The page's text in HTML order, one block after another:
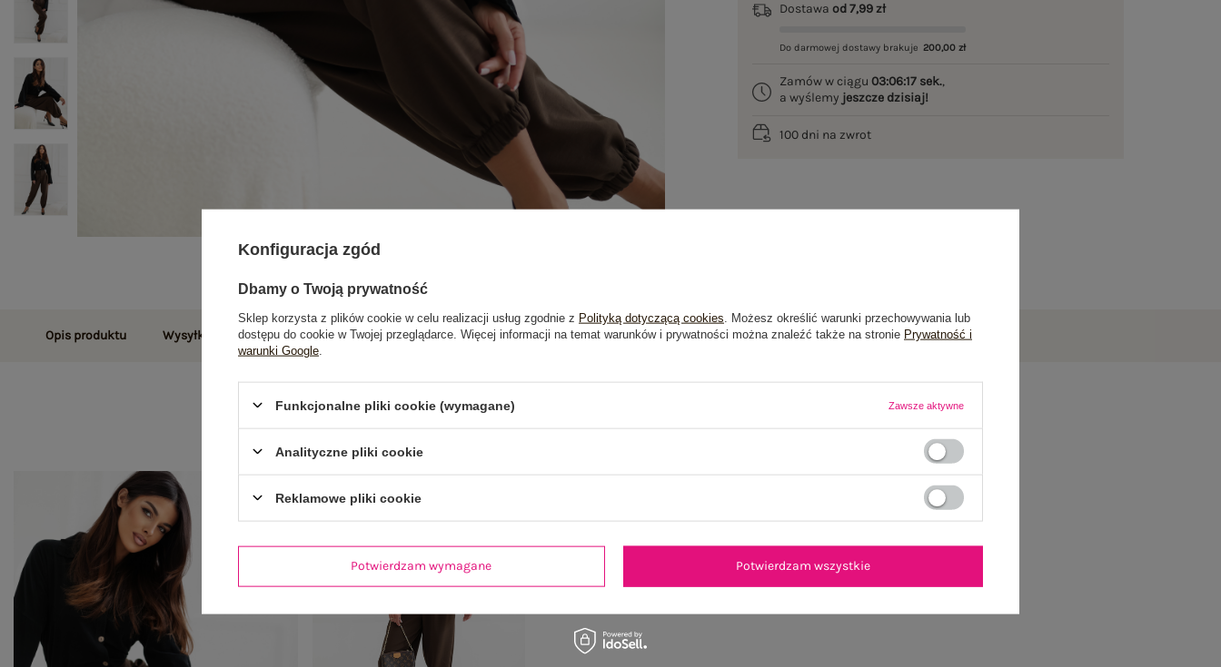
Dostawaod 7,99 zł
Do darmowej dostawy brakuje 200,00 zł
Zamów w ciągu03:06:16 sek.,
a wyślemy jeszcze dzisiaj!
100 dni na zwrot
Opis produktu Wysyłka i dostawa Zwroty i reklamacje Opinie o produkcie(0)
Konfiguracja zgód
Dbamy o Twoją prywatność
Sklep korzysta z plików cookie w celu realizacji usług zgodnie z Polityką dotyczącą cookies . Możesz określić warunki przechowywania lub
dostępu do cookie w Twojej przeglądarce. Więcej informacji na temat warunków i prywatności można znaleźć także na stronie Prywatność i
warunki Google
Funkcjonalne pliki cookie (wymagane) Zawsze aktywne
Analityczne pliki cookie
Reklamowe pliki cookie
Potwierdzam wymagane Potwierdzam wszystkie